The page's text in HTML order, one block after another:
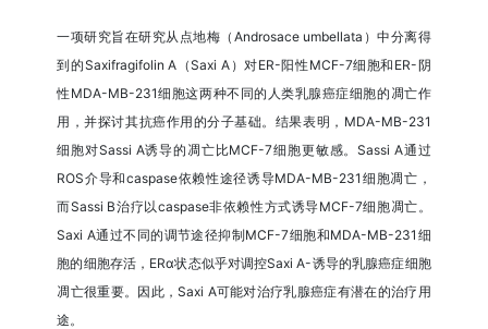
一项研究旨在研究从点地梅（Androsace umbellata）中分离得
到的Saxifragifolin A（Saxi A）对ER-阳性MCF-7细胞和ER-阴
性MDA-MB-231细胞这两种不同的人类乳腺癌症细胞的凋亡作
用，并探讨其抗癌作用的分子基础。结果表明，MDA-MB-231
细胞对Sassi A诱导的凋亡比MCF-7细胞更敏感。Sassi A通过
ROS介导和caspase依赖性途径诱导MDA-MB-231细胞凋亡，
而Sassi B治疗以caspase非依赖性方式诱导MCF-7细胞凋亡。
Saxi A通过不同的调节途径抑制MCF-7细胞和MDA-MB-231细
胞的细胞存活，ERα状态似乎对调控Saxi A-诱导的乳腺癌症细胞
凋亡很重要。因此，Saxi A可能对治疗乳腺癌症有潜在的治疗用
途。